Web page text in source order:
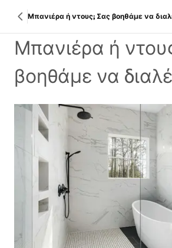
Μπανιέρα ή ντους; Σας βοηθάμε να
Μπανιέρα ή
βοηθάμε να